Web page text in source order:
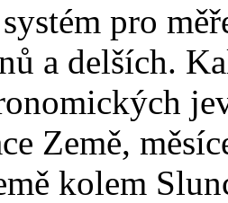
pro
a delších.
Země,
kolem